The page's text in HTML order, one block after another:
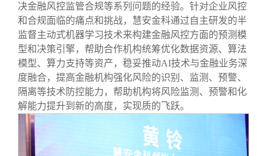
决金融风控监管合规等系列问题的经验。针对企业风控
和合规面临的痛点和挑战，慧安金科通过自主研发的半
监督主动式机器学习技术来构建金融风控方面的预测模
型和决策引擎，帮助合作机构统筹优化数据资源、算法
模型、算力支持等资产，稳妥推动AI技术与金融业务深
度融合，提高金融机构强化风险的识别、监测、预警、
隔离等技术防控能力，帮助机构将风险监测、预警和化
解能力提升到新的高度，实现质的飞跃。